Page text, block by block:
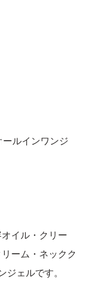
ルインワンジ
イル・クリー
ーム・ネックク
ジェルです。
ゲンと12種の